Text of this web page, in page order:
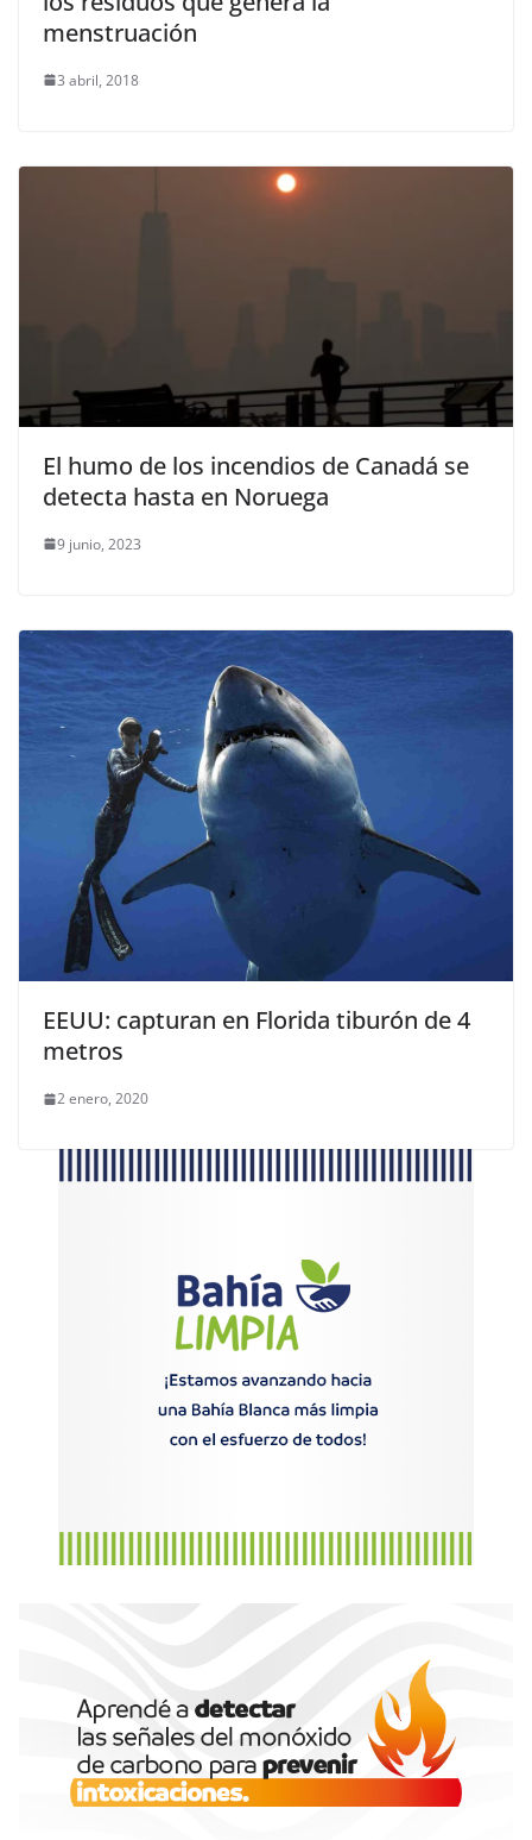
menstruación
3 abril, 2018
El humo de los incendios de Canadá se
detecta hasta en Noruega
9 junio, 2023
EEUU: capturan en Florida tiburón de 4
metros
2 enero, 2020